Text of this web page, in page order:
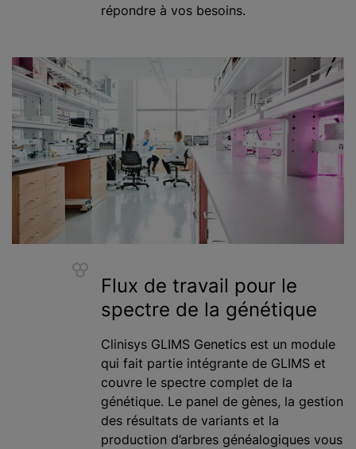
répondre à vos besoins.
Flux de travail pour le
spectre de la génétique
Clinisys GLIMS Genetics est un module
qui fait partie intégrante de GLIMS et
couvre le spectre complet de la
génétique. Le panel de gènes, la gestion
des résultats de variants et la
production d’arbres généalogiques vous